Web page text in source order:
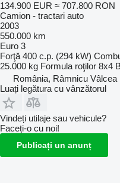
134.900 EUR ≈ 707.800 RON
Camion - tractari auto
2003
550.000 km
Euro 3
Forţă 400 c.p. (294 kW)
25.000 kg Formula roţilor 8x4
România, Râmnicu Vâlcea
Luați legătura cu vânzătorul
Vindeți utilaje sau vehicule?
Faceți-o cu noi!
Publicați un anunț